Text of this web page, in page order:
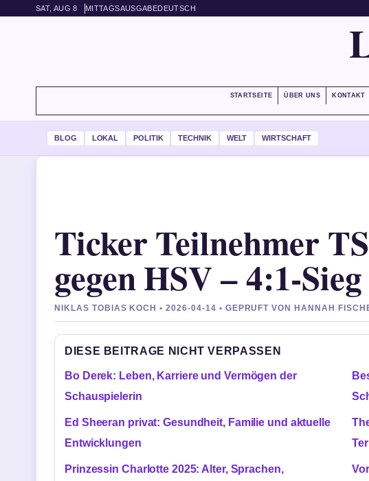
SAT, AUG 8 MITTAGSAUSGABEDEUTSCH
STARTSEITE ÜBER UNS KONTAKT
BLOG LOKAL POLITIK TECHNIK WELT WIRTSCHAFT
Ticker Teilnehmer
gegen HSV – 4:1-
NIKLAS TOBIAS KOCH • 2026-04-14 • GEPRUFT VON HANNAH
DIESE BEITRAGE NICHT VERPASSEN
Bo Derek: Leben, Karriere und Vermögen der
Schauspielerin
Ed Sheeran privat: Gesundheit, Familie und aktuelle
Entwicklungen
Prinzessin Charlotte 2025: Alter, Sprachen,